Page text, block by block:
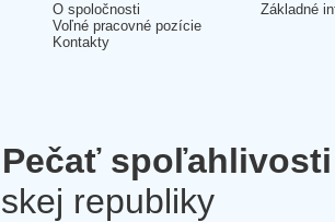
O spoločnosti
Voľné pracovné pozície
Kontakty
Základné
Pečať spoľahlivosti
republiky